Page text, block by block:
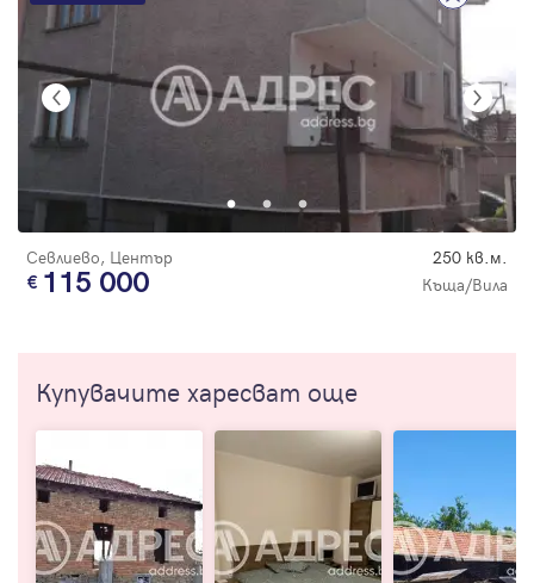
Севлиево, Център 250 кв.м.
115 000 Къща/Вила
Купувачите харесват още